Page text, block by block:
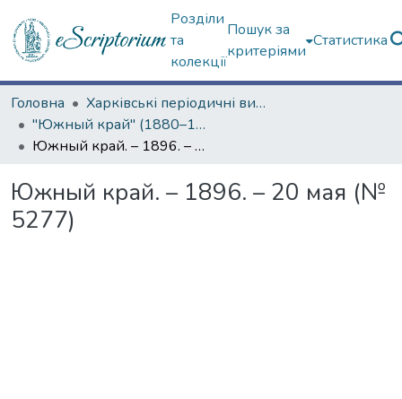
Розділи
та
колекції
Пошук за
критеріями
Статистика
Головна
Харківські періодичні видання
"Южный край" (1880–1919 гг.)
Южный край. – 1896. – 20 мая (№ 5277)
Южный край. – 1896. – 20 мая (№
5277)